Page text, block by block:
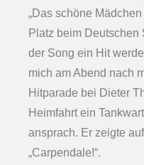
„Das schöne
Platz beim
der Song ein Hit
mich am Abend nach
Hitparade bei Dieter
Heimfahrt ein
ansprach. Er zeigte
„Carpendale!“.